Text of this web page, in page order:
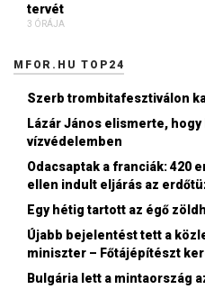
tervét
3 ÓRÁJA
MFOR.HU TOP24
Szerb trombitafesztiválon
Lázár János elismerte,
vízvédelemben
Odacsaptak a franciák: 420
ellen indult eljárás az
Egy hétig tartott az égő
Újabb bejelentést tett a
miniszter – Főtájépítészt
Bulgária lett a mintaország